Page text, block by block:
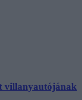
villanyautójának